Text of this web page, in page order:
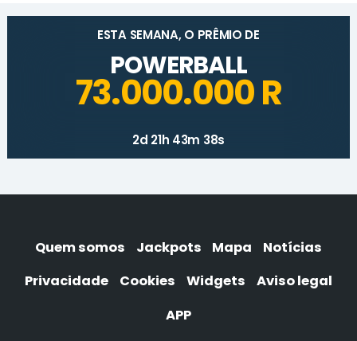
ESTA SEMANA, O PRÊMIO DE
POWERBALL
73.000.000 R
2d 21h 43m 38s
Quem somos Jackpots Mapa
Notícias
Privacidade
Cookies Widgets
Aviso legal
APP